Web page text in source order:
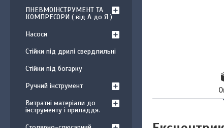
ПНЕВМОІНСТРУМЕНТ ТА
КОМПРЕСОРИ ( від А до Я )
Насоси
Стійки під дрилі свердлильні
Стійки під богарку
Ручний інструмент
Витратні матеріали до
інструменту і приладдя.